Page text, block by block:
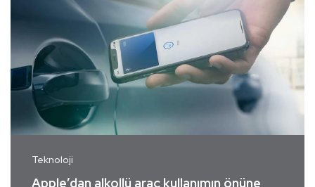
Teknoloji
Apple’dan alkollü araç kullanımın önüne